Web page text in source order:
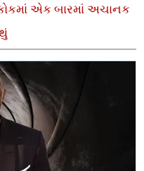
એક બારમાં અચાનક